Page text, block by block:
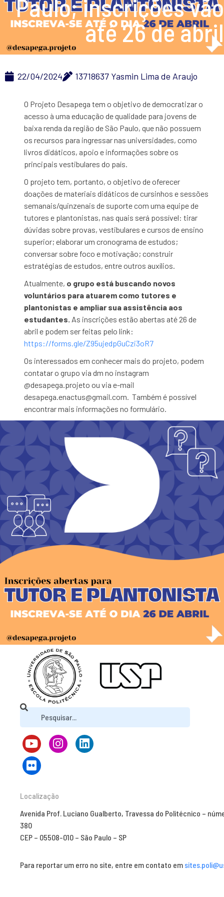
Paulo; inscrições vão
até 26 de abril
22/04/2024 13718637 Yasmin Lima de Araujo
O Projeto Desapega tem o objetivo de democratizar o
acesso à uma educação de qualidade para jovens de
baixa renda da região de São Paulo, que não possuem
os recursos para ingressar nas universidades, como
livros didáticos, apoio e informações sobre os
principais vestibulares do país.
O projeto tem, portanto, o objetivo de oferecer
doações de materiais didáticos de cursinhos e sessões
semanais/quinzenais de suporte com uma equipe de
tutores e plantonistas, nas quais será possível: tirar
dúvidas sobre provas, vestibulares e cursos de ensino
superior; elaborar um cronograma de estudos;
conversar sobre foco e motivação; construir
estratégias de estudos, entre outros auxílios.
Atualmente, o grupo está buscando novos
voluntários para atuarem como tutores e
plantonistas e ampliar sua assistência aos
estudantes. As inscrições estão abertas até 26 de
abril e podem ser feitas pelo link:
https://forms.gle/Z95ujedpGuCzi3oR7
Os interessados em conhecer mais do projeto, podem
contatar o grupo via dm no instagram
@desapega.projeto ou via e-mail
desapega.enactus@gmail.com. Também é possível
encontrar mais informações no formulário.
Localização
Avenida Prof. Luciano Gualberto, Travessa do Politécnico –
380
CEP – 05508-010 – São Paulo – SP
Para reportar um erro no site, entre em contato em